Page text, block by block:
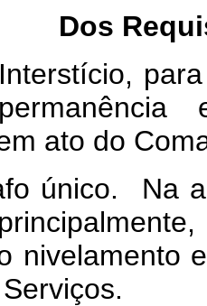
Dos
para
ato do
Na
nivelamento